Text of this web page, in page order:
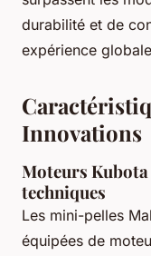
durabilité et de
expérience
Innovations
Moteurs
techniques
Les mini-pelles
équipées de